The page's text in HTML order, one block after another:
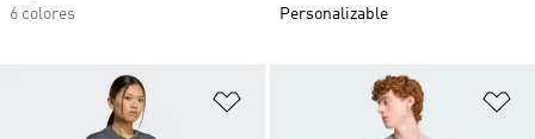
6 colores
Personalizable
Añadir a la lista de deseos